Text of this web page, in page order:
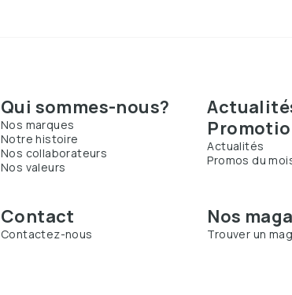
Qui sommes-nous?
Nos marques
Notre histoire
Nos collaborateurs
Nos valeurs
Actualités
Promos du
Contact
Contactez-nous
Nos
Trouver un